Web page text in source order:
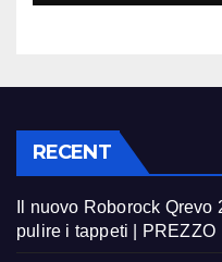
RECENT
Il nuovo Roborock
pulire i tappeti | PREZZO